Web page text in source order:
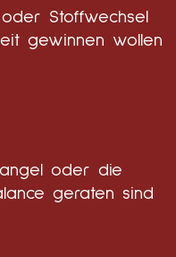
Stoffwechsel
gewinnen wollen
oder die
geraten sind